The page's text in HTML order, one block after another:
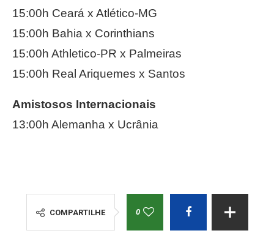
15:00h Ceará x Atlético-MG
15:00h Bahia x Corinthians
15:00h Athletico-PR x Palmeiras
15:00h Real Ariquemes x Santos
Amistosos Internacionais
13:00h Alemanha x Ucrânia
COMPARTILHE 0